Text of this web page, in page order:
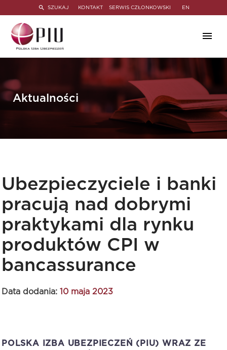
SZUKAJ KONTAKT SERWIS CZŁONKOWSKI EN
Aktualności
Ubezpieczyciele i banki
pracują nad dobrymi
praktykami dla rynku
produktów CPI w
bancassurance
Data dodania: 10 maja 2023
POLSKA IZBA UBEZPIECZEŃ (PIU) WRAZ ZE